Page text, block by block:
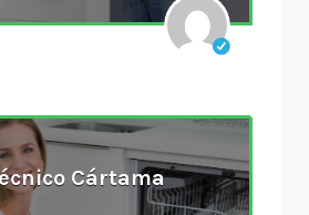
Cártama